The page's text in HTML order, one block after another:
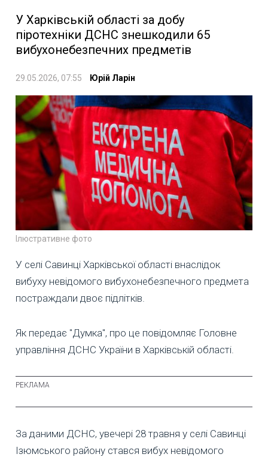
У Харківській області за добу
піротехніки ДСНС знешкодили 65
вибухонебезпечних предметів
29.05.2026, 07:55 Юрій Ларін
Ілюстративне фото
У селі Савинці Харківської області внаслідок
вибуху невідомого вибухонебезпечного предмета
постраждали двоє підлітків.
Як передає "Думка", про це повідомляє Головне
управління ДСНС України в Харківській області.
За даними ДСНС, увечері 28 травня у селі Савинці
Ізюмського району стався вибух невідомого